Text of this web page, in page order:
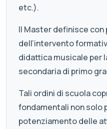
etc.).
Il Master definisce con
dell’intervento
didattica musicale per
secondaria di primo
Tali ordini di scuola
fondamentali non solo
potenziamento delle